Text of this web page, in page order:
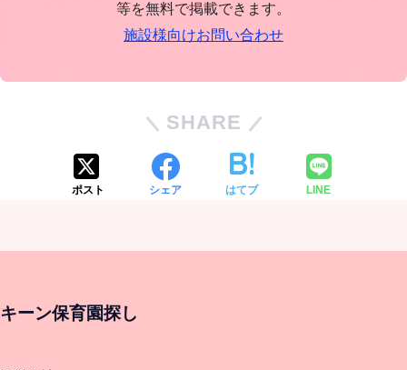
等を無料で掲載できます。
施設様向けお問い合わせ
SHARE
ポスト シェア はてブ LINE
キーン保育園探し